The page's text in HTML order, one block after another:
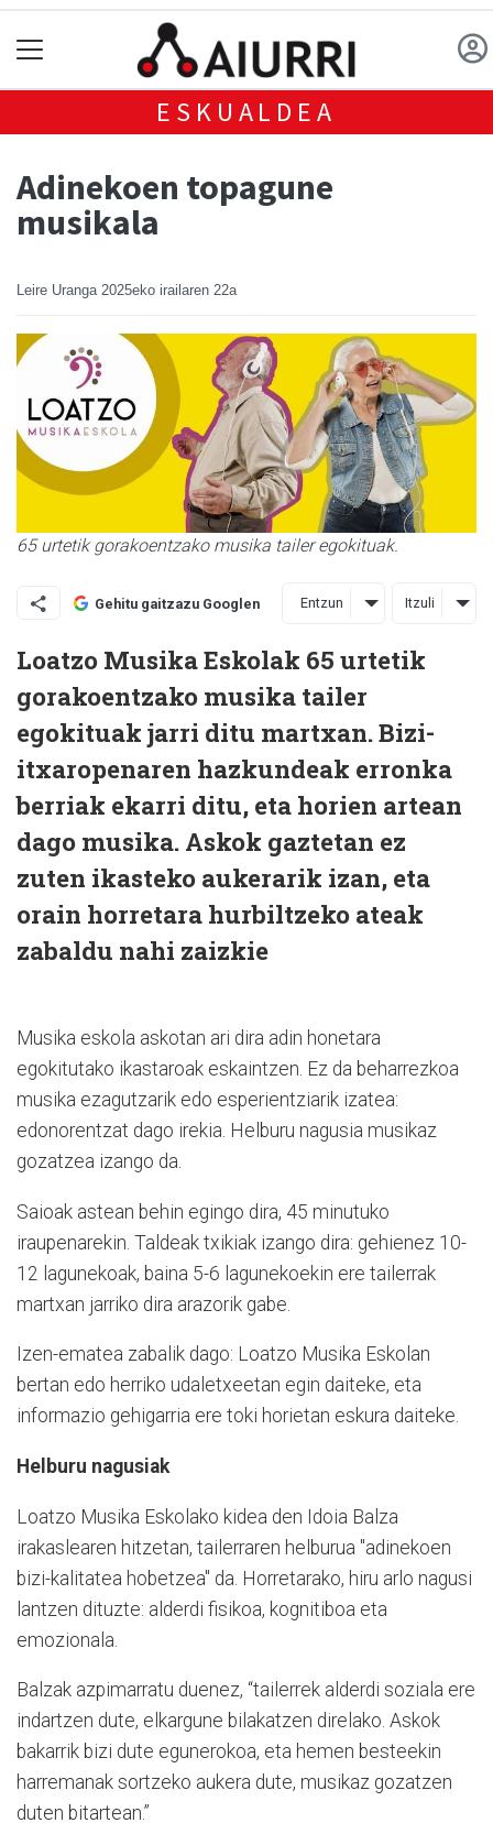
ESKUALDEA
Adinekoen topagune
musikala
Leire Uranga 2025eko irailaren 22a
65 urtetik gorakoentzako musika tailer egokituak.
Gehitu gaitzazu Googlen Entzun Itzuli
Loatzo Musika Eskolak 65 urtetik
gorakoentzako musika tailer
egokituak jarri ditu martxan. Bizi-
itxaropenaren hazkundeak erronka
berriak ekarri ditu, eta horien artean
dago musika. Askok gaztetan ez
zuten ikasteko aukerarik izan, eta
orain horretara hurbiltzeko ateak
zabaldu nahi zaizkie
Musika eskola askotan ari dira adin honetara
egokitutako ikastaroak eskaintzen. Ez da beharrezkoa
musika ezagutzarik edo esperientziarik izatea:
edonorentzat dago irekia. Helburu nagusia musikaz
gozatzea izango da.
Saioak astean behin egingo dira, 45 minutuko
iraupenarekin. Taldeak txikiak izango dira: gehienez 10-
12 lagunekoak, baina 5-6 lagunekoekin ere tailerrak
martxan jarriko dira arazorik gabe.
Izen-ematea zabalik dago: Loatzo Musika Eskolan
bertan edo herriko udaletxeetan egin daiteke, eta
informazio gehigarria ere toki horietan eskura daiteke.
Helburu nagusiak
Loatzo Musika Eskolako kidea den Idoia Balza
irakaslearen hitzetan, tailerraren helburua "adinekoen
bizi-kalitatea hobetzea" da. Horretarako, hiru arlo nagusi
lantzen dituzte: alderdi fisikoa, kognitiboa eta
emozionala.
Balzak azpimarratu duenez, “tailerrek alderdi soziala ere
indartzen dute, elkargune bilakatzen direlako. Askok
bakarrik bizi dute egunerokoa, eta hemen besteekin
harremanak sortzeko aukera dute, musikaz gozatzen
duten bitartean.”